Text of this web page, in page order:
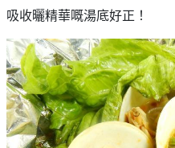
吸收曬精華嘅湯底好正！